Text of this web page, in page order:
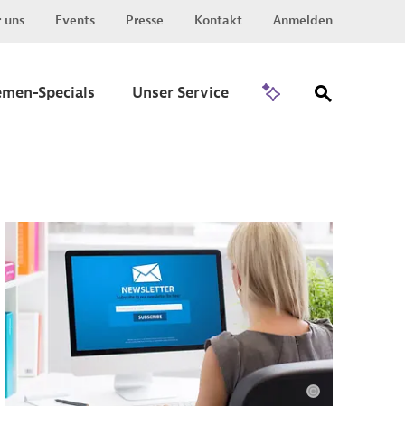
uns Events Presse Kontakt Anmelden
Specials Unser Service